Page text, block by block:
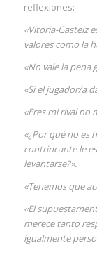
reflexiones:
«Vitoria-Gasteiz
valores como la
«No vale la pena
«Si el jugador/a
«Eres mi rival no
«¿Por qué no es
contrincante le
levantarse?».
«Tenemos que
«El
merece tanto
igualmente